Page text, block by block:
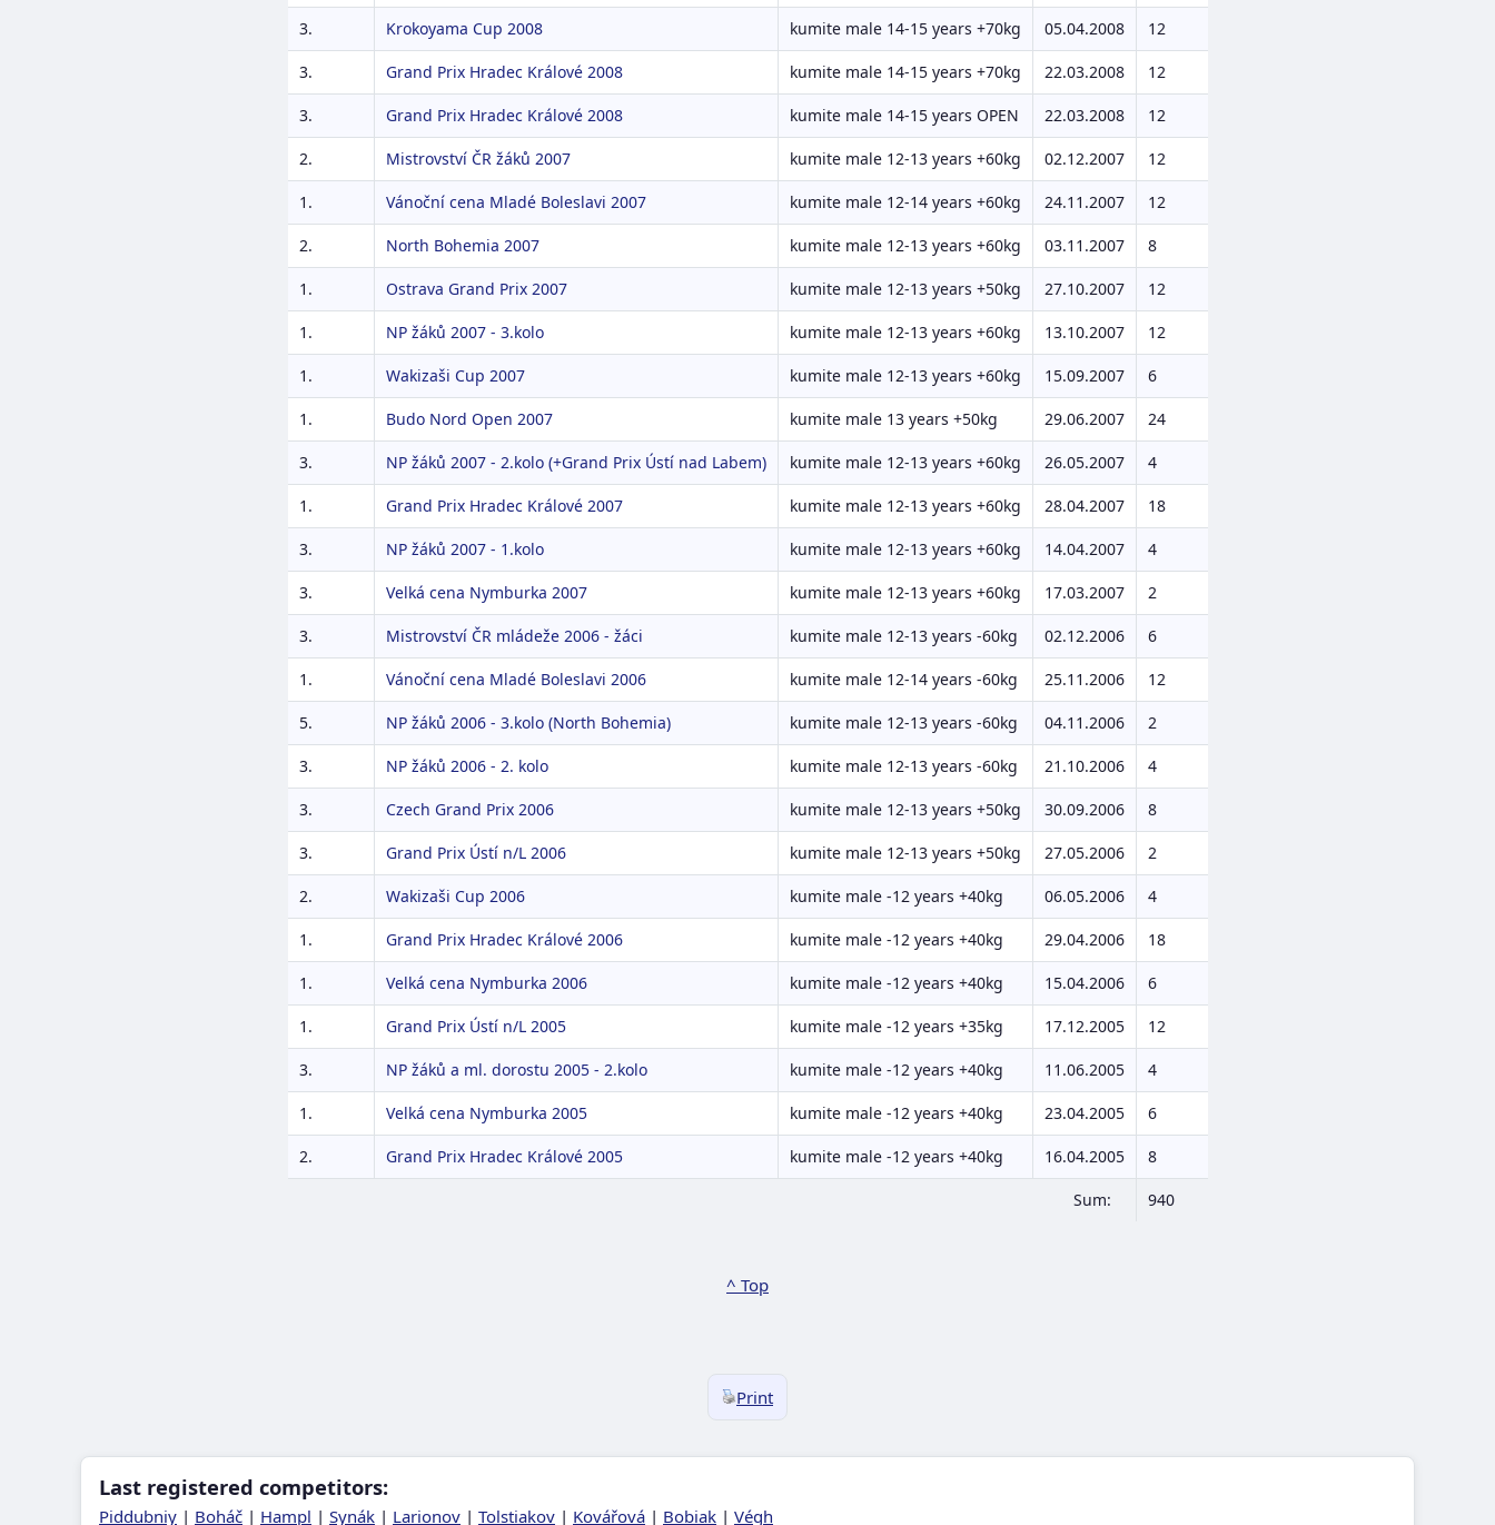
3. Krokoyama Cup 2008 kumite male 14-15 years +70kg 05.04.2008 12
3. Grand Prix Hradec Králové 2008 kumite male 14-15 years +70kg 22.03.2008 12
3. Grand Prix Hradec Králové 2008 kumite male 14-15 years OPEN 22.03.2008 12
2. Mistrovství ČR žáků 2007 kumite male 12-13 years +60kg 02.12.2007 12
1. Vánoční cena Mladé Boleslavi 2007 kumite male 12-14 years +60kg 24.11.2007 12
2. North Bohemia 2007 kumite male 12-13 years +60kg 03.11.2007 8
1. Ostrava Grand Prix 2007 kumite male 12-13 years +50kg 27.10.2007 12
1. NP žáků 2007 - 3.kolo kumite male 12-13 years +60kg 13.10.2007 12
1. Wakizaši Cup 2007 kumite male 12-13 years +60kg 15.09.2007 6
1. Budo Nord Open 2007 kumite male 13 years +50kg 29.06.2007 24
3. NP žáků 2007 - 2.kolo (+Grand Prix Ústí nad Labem) kumite male 12-13 years +60kg 26.05.2007 4
1. Grand Prix Hradec Králové 2007 kumite male 12-13 years +60kg 28.04.2007 18
3. NP žáků 2007 - 1.kolo kumite male 12-13 years +60kg 14.04.2007 4
3. Velká cena Nymburka 2007 kumite male 12-13 years +60kg 17.03.2007 2
3. Mistrovství ČR mládeže 2006 - žáci kumite male 12-13 years -60kg 02.12.2006 6
1. Vánoční cena Mladé Boleslavi 2006 kumite male 12-14 years -60kg 25.11.2006 12
5. NP žáků 2006 - 3.kolo (North Bohemia) kumite male 12-13 years -60kg 04.11.2006 2
3. NP žáků 2006 - 2. kolo kumite male 12-13 years -60kg 21.10.2006 4
3. Czech Grand Prix 2006 kumite male 12-13 years +50kg 30.09.2006 8
3. Grand Prix Ústí n/L 2006 kumite male 12-13 years +50kg 27.05.2006 2
2. Wakizaši Cup 2006 kumite male -12 years +40kg 06.05.2006 4
1. Grand Prix Hradec Králové 2006 kumite male -12 years +40kg 29.04.2006 18
1. Velká cena Nymburka 2006 kumite male -12 years +40kg 15.04.2006 6
1. Grand Prix Ústí n/L 2005 kumite male -12 years +35kg 17.12.2005 12
3. NP žáků a ml. dorostu 2005 - 2.kolo kumite male -12 years +40kg 11.06.2005 4
1. Velká cena Nymburka 2005 kumite male -12 years +40kg 23.04.2005 6
2. Grand Prix Hradec Králové 2005 kumite male -12 years +40kg 16.04.2005 8
Sum: 940
^ Top
Print
Last registered competitors:
Piddubniy | Boháč | Hampl | Synák | Larionov | Tolstiakov | Kovářová | Bobiak | Végh